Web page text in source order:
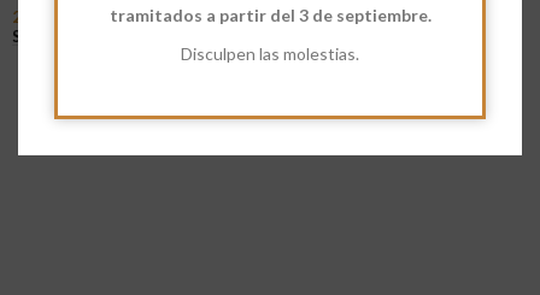
tramitados a partir del 3 de septiembre.
Disculpen las molestias.
2,51
Seleccionar Opciones